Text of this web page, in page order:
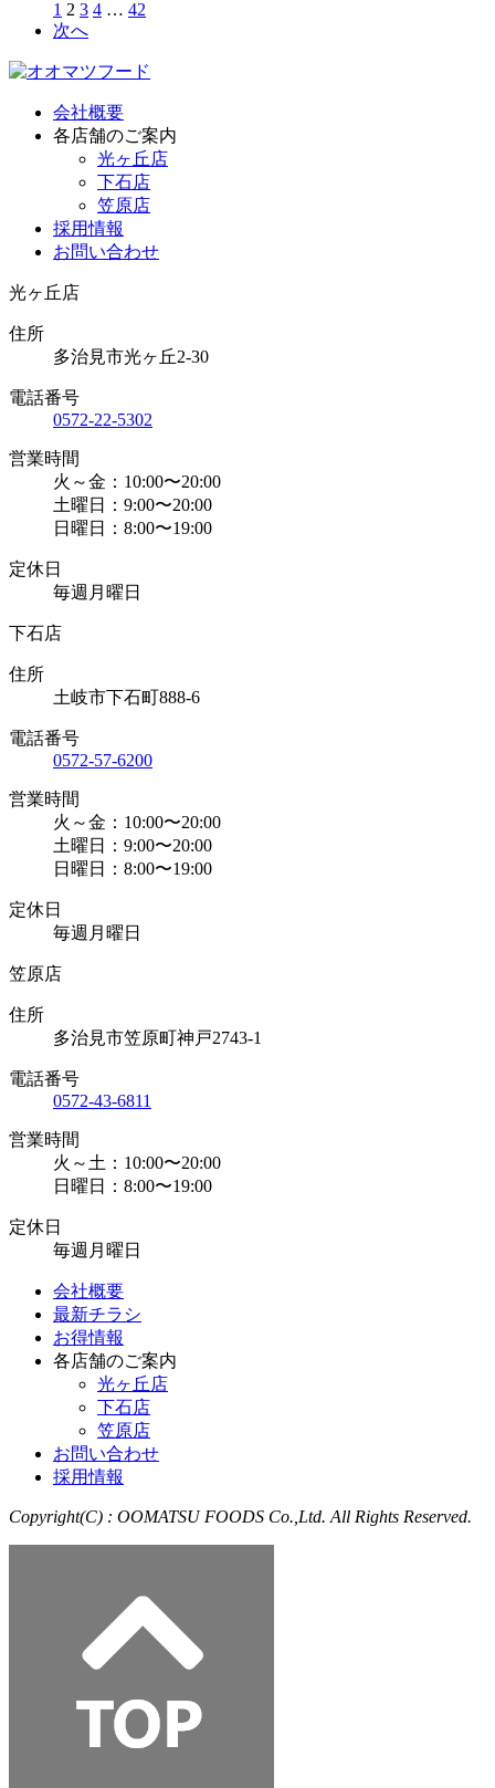
1 2 3 4 … 42
次へ
会社概要
各店舗のご案内
光ヶ丘店
下石店
笠原店
採用情報
お問い合わせ
光ヶ丘店
住所
多治見市光ヶ丘2-30
電話番号
0572-22-5302
営業時間
火～金：10:00〜20:00
土曜日：9:00〜20:00
日曜日：8:00〜19:00
定休日
毎週月曜日
下石店
住所
土岐市下石町888-6
電話番号
0572-57-6200
営業時間
火～金：10:00〜20:00
土曜日：9:00〜20:00
日曜日：8:00〜19:00
定休日
毎週月曜日
笠原店
住所
多治見市笠原町神戸2743-1
電話番号
0572-43-6811
営業時間
火～土：10:00〜20:00
日曜日：8:00〜19:00
定休日
毎週月曜日
会社概要
最新チラシ
お得情報
各店舗のご案内
光ヶ丘店
下石店
笠原店
お問い合わせ
採用情報
Copyright(C) : OOMATSU FOODS Co.,Ltd. All Rights Reserved.